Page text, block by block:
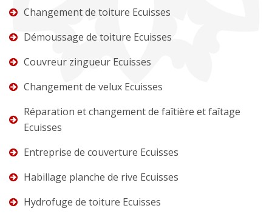
Changement de toiture Ecuisses
Démoussage de toiture Ecuisses
Couvreur zingueur Ecuisses
Changement de velux Ecuisses
Réparation et changement de faîtière et faîtage
Ecuisses
Entreprise de couverture Ecuisses
Habillage planche de rive Ecuisses
Hydrofuge de toiture Ecuisses